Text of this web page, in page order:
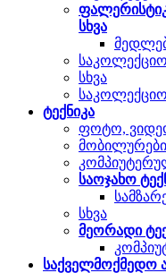
სხვა
სხვა
ტექნიკა
ფოტო,
მობილურები
საოჯახო
სხვა
მეორადი
საქველმოქმედო